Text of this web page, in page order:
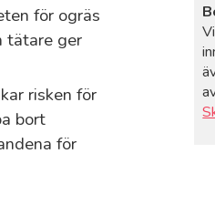
för ogräs
tätare ger
risken för
bort
för